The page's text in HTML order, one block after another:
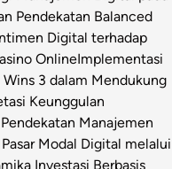
Pendekatan Balanced
Digital terhadap
OnlineImplementasi
3 dalam Mendukung
Keunggulan
Manajemen
Modal Digital melalui
Investasi Berbasis